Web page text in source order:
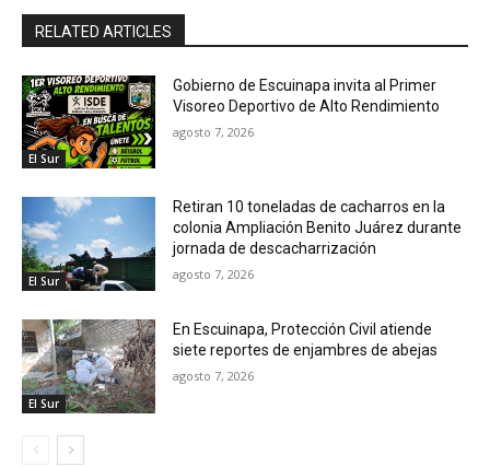
RELATED ARTICLES
El Sur
Gobierno de Escuinapa invita al Primer
Visoreo Deportivo de Alto Rendimiento
agosto 7, 2026
El Sur
Retiran 10 toneladas de cacharros en la
colonia Ampliación Benito Juárez durante
jornada de descacharrización
agosto 7, 2026
El Sur
En Escuinapa, Protección Civil atiende
siete reportes de enjambres de abejas
agosto 7, 2026